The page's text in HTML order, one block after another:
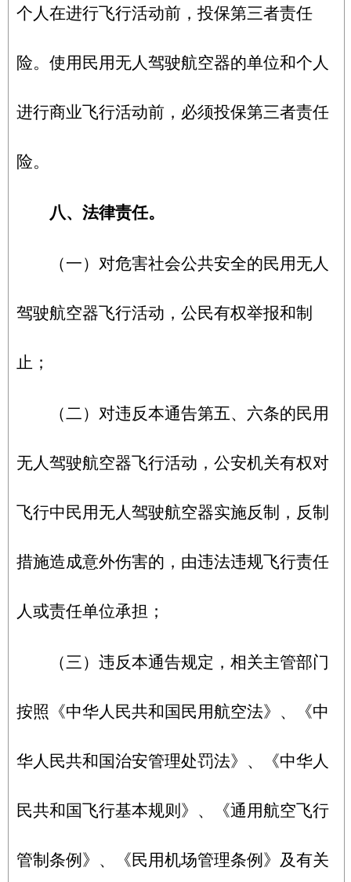
个人在进行飞行活动前，投保第三者责任
险。使用民用无人驾驶航空器的单位和个人
进行商业飞行活动前，必须投保第三者责任
险。
八、法律责任。
（一）对危害社会公共安全的民用无人
驾驶航空器飞行活动，公民有权举报和制
止；
（二）对违反本通告第五、六条的民用
无人驾驶航空器飞行活动，公安机关有权对
飞行中民用无人驾驶航空器实施反制，反制
措施造成意外伤害的，由违法违规飞行责任
人或责任单位承担；
（三）违反本通告规定，相关主管部门
按照《中华人民共和国民用航空法》、《中
华人民共和国治安管理处罚法》、《中华人
民共和国飞行基本规则》、《通用航空飞行
管制条例》、《民用机场管理条例》及有关